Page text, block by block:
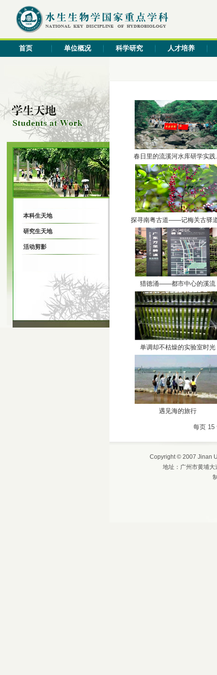
首页 单位概况 科学研究 人才培养
本科生天地
研究生天地
活动剪影
春日里的流溪河水库研学实
探寻南粤古道——记梅关古驿
猎德涌——都市中心的溪流
单调却不枯燥的实验室时光
遇见海的旅行
每页 15
Copyright © 2007 Jinan
地址：广州市黄埔